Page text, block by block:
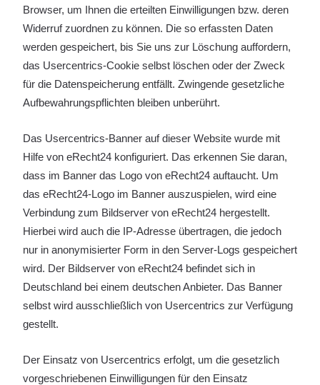
Browser, um Ihnen die erteilten Einwilligungen bzw. deren
Widerruf zuordnen zu können. Die so erfassten Daten
werden gespeichert, bis Sie uns zur Löschung auffordern,
das Usercentrics-Cookie selbst löschen oder der Zweck
für die Datenspeicherung entfällt. Zwingende gesetzliche
Aufbewahrungspflichten bleiben unberührt.
Das Usercentrics-Banner auf dieser Website wurde mit
Hilfe von eRecht24 konfiguriert. Das erkennen Sie daran,
dass im Banner das Logo von eRecht24 auftaucht. Um
das eRecht24-Logo im Banner auszuspielen, wird eine
Verbindung zum Bildserver von eRecht24 hergestellt.
Hierbei wird auch die IP-Adresse übertragen, die jedoch
nur in anonymisierter Form in den Server-Logs gespeichert
wird. Der Bildserver von eRecht24 befindet sich in
Deutschland bei einem deutschen Anbieter. Das Banner
selbst wird ausschließlich von Usercentrics zur Verfügung
gestellt.
Der Einsatz von Usercentrics erfolgt, um die gesetzlich
vorgeschriebenen Einwilligungen für den Einsatz